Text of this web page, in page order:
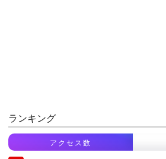
ランキング
アクセス数